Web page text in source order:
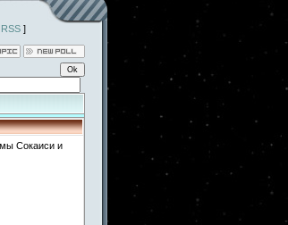
RSS ]
Сокаиси и